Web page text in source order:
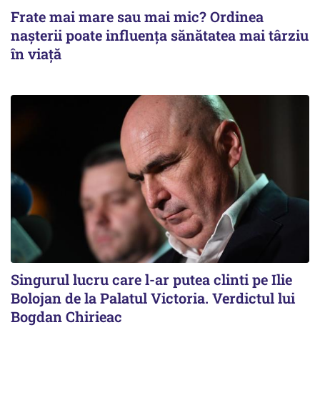
Frate mai mare sau mai mic? Ordinea
nașterii poate influența sănătatea mai târziu
în viață
Singurul lucru care l-ar putea clinti pe Ilie
Bolojan de la Palatul Victoria. Verdictul lui
Bogdan Chirieac